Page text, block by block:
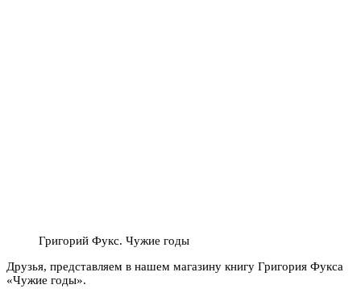
Григорий Фукс. Чужие годы
Друзья, представляем в нашем магазину книгу Григория Фукса
«Чужие годы».